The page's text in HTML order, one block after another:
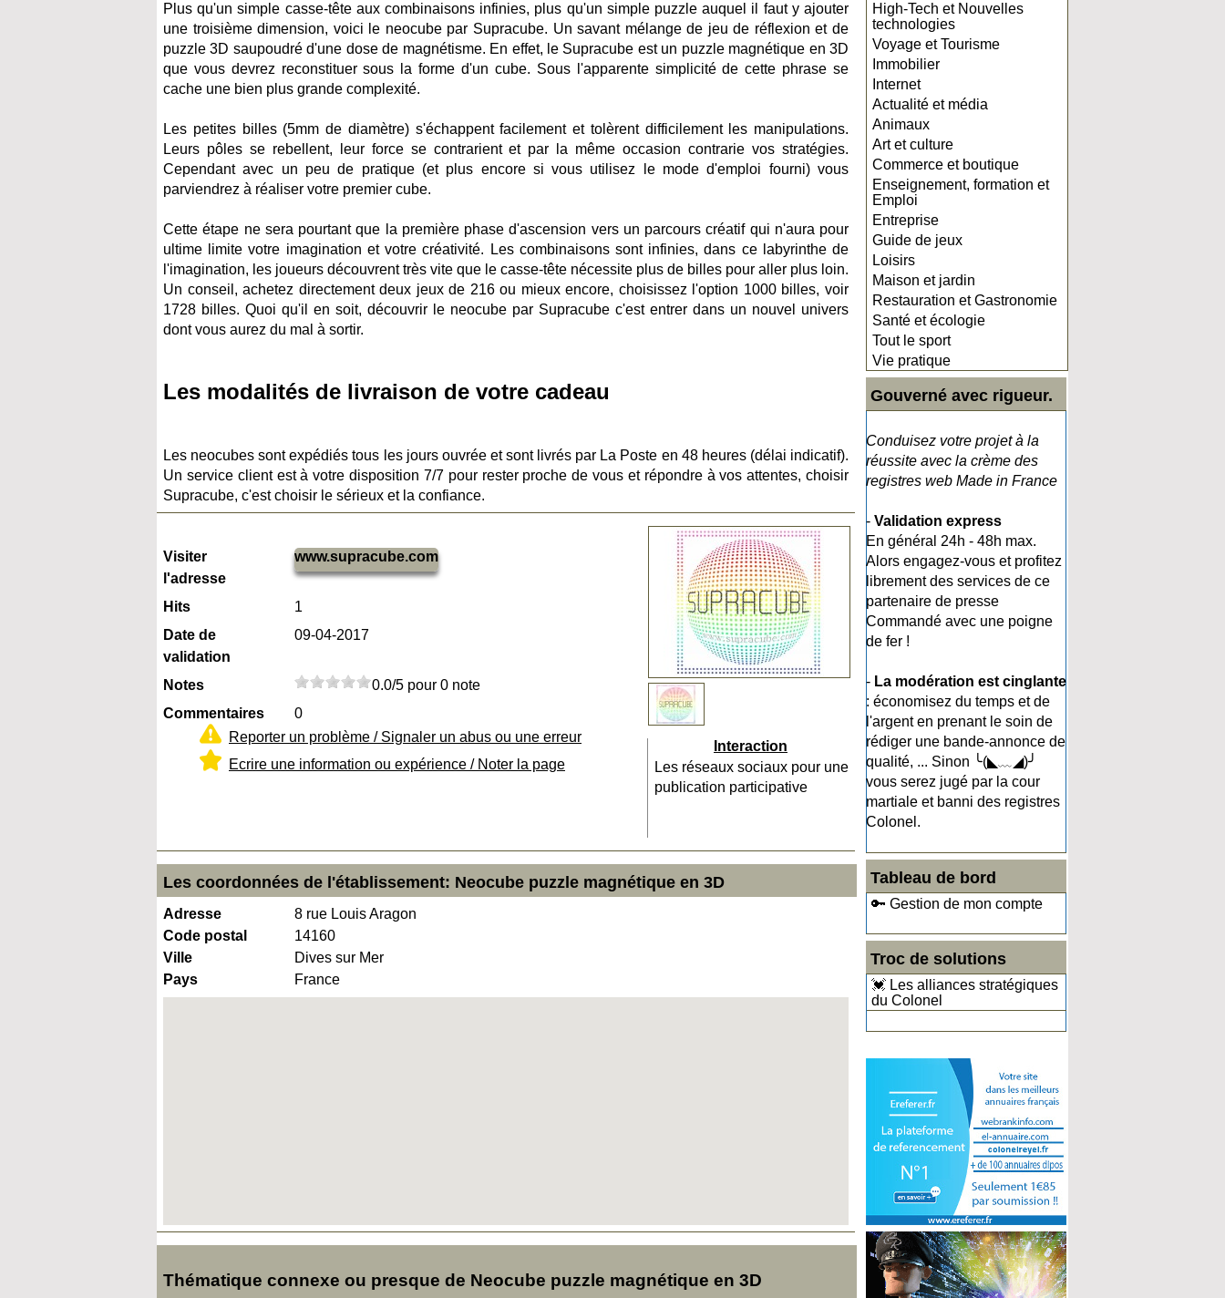
High-Tech et Nouvelles
technologies
Voyage et Tourisme
Immobilier
Internet
Actualité et média
Animaux
Art et culture
Commerce et boutique
Enseignement, formation et
Emploi
Entreprise
Guide de jeux
Loisirs
Maison et jardin
Restauration et Gastronomie
Santé et écologie
Tout le sport
Vie pratique
Gouverné avec rigueur.
Conduisez votre projet à la
réussite avec la crème des
registres web Made in France
- Validation express
En général 24h - 48h max.
Alors engagez-vous et profitez
librement des services de ce
partenaire de presse
Commandé avec une poigne
de fer !
- La modération est cinglante
: économisez du temps et de
l'argent en prenant le soin de
rédiger une bande-annonce de
qualité, ... Sinon ╰(◣﹏◢)╯
vous serez jugé par la cour
martiale et banni des registres
Colonel.
Tableau de bord
🔑 Gestion de mon compte
Troc de solutions
💓 Les alliances stratégiques
du Colonel
Plus qu'un simple casse-tête aux combinaisons infinies, plus qu'un simple puzzle auquel il faut y ajouter
une troisième dimension, voici le neocube par Supracube. Un savant mélange de jeu de réflexion et de
puzzle 3D saupoudré d'une dose de magnétisme. En effet, le Supracube est un puzzle magnétique en 3D
que vous devrez reconstituer sous la forme d'un cube. Sous l'apparente simplicité de cette phrase se
cache une bien plus grande complexité.
Les petites billes (5mm de diamètre) s'échappent facilement et tolèrent difficilement les manipulations.
Leurs pôles se rebellent, leur force se contrarient et par la même occasion contrarie vos stratégies.
Cependant avec un peu de pratique (et plus encore si vous utilisez le mode d'emploi fourni) vous
parviendrez à réaliser votre premier cube.
Cette étape ne sera pourtant que la première phase d'ascension vers un parcours créatif qui n'aura pour
ultime limite votre imagination et votre créativité. Les combinaisons sont infinies, dans ce labyrinthe de
l'imagination, les joueurs découvrent très vite que le casse-tête nécessite plus de billes pour aller plus loin.
Un conseil, achetez directement deux jeux de 216 ou mieux encore, choisissez l'option 1000 billes, voir
1728 billes. Quoi qu'il en soit, découvrir le neocube par Supracube c'est entrer dans un nouvel univers
dont vous aurez du mal à sortir.
Les modalités de livraison de votre cadeau
Les neocubes sont expédiés tous les jours ouvrée et sont livrés par La Poste en 48 heures (délai indicatif).
Un service client est à votre disposition 7/7 pour rester proche de vous et répondre à vos attentes, choisir
Supracube, c'est choisir le sérieux et la confiance.
Visiter
l'adresse
www.supracube.com
Hits
1
Date de
validation
09-04-2017
Notes
0.0/5 pour 0 note
Commentaires
0
Reporter un problème / Signaler un abus ou une erreur
Ecrire une information ou expérience / Noter la page
Interaction
Les réseaux sociaux pour une
publication participative
Les coordonnées de l'établissement: Neocube puzzle magnétique en 3D
Adresse
8 rue Louis Aragon
Code postal
14160
Ville
Dives sur Mer
Pays
France
Thématique connexe ou presque de Neocube puzzle magnétique en 3D